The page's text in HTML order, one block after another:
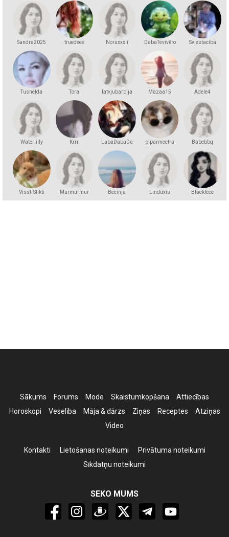
Sandra2025 truedeee Noruxxxii DabaTevivēro Sviestaciba
Tusnelda Tora latvjubarbija Mazaa15 Adele4
Waterlilly Krrr LabaDabaDa piparmeetra Babebbq
VissIrSlikti Murmurmur Becinja Linduxis BlackIcee
Sākums Forums Mode Skaistumkopšana
Attiecības
Horoskopi
Veselība Māja & dārzs Ziņas Receptes
Atziņas
Video
Kontakti Lietošanas noteikumi
Privātuma noteikumi
Sīkdatņu noteikumi
SEKO MUMS